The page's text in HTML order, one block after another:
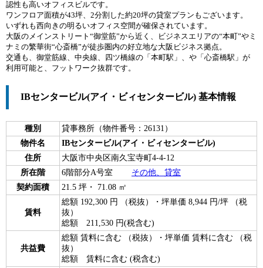
認性も高いオフィスビルです。
ワンフロア面積が43坪、2分割した約20坪の貸室プランもございます。
いずれも西向きの明るいオフィス空間が確保されています。
大阪のメインストリート“御堂筋”から近く、ビジネスエリアの“本町”やミ
ナミの繁華街“心斎橋”が徒歩圏内の好立地な大阪ビジネス拠点。
交通も、御堂筋線、中央線、四ツ橋線の「本町駅」、や「心斎橋駅」が
利用可能と、フットワーク抜群です。
IBセンタービル(アイ・ビィセンタービル) 基本情報
種別
貸事務所（物件番号：26131）
物件名
IBセンタービル(アイ・ビィセンタービル)
住所
大阪市中央区南久宝寺町4-4-12
所在階
6階部分A号室 その他、貸室
契約面積
21.5 坪・ 71.08 ㎡
賃料
総額 192,300 円 （税抜）・坪単価 8,944 円/坪 （税
抜）
総額 211,530 円(税含む)
共益費
総額 賃料に含む （税抜）・坪単価 賃料に含む （税
抜）
総額 賃料に含む (税含む)